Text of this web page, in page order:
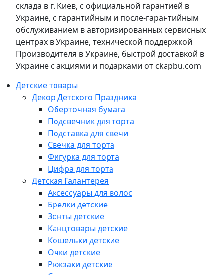
склада в г. Киев, с официальной гарантией в
Украине, с гарантийным и после-гарантийным
обслуживанием в авторизированных сервисных
центрах в Украине, технической поддержкой
Производителя в Украине, быстрой доставкой в
Украине с акциями и подарками от ckapbu.com
Детские товары
Декор Детского Праздника
Оберточная бумага
Подсвечник для торта
Подставка для свечи
Свечка для торта
Фигурка для торта
Цифра для торта
Детская Галантерея
Аксессуары для волос
Брелки детские
Зонты детские
Канцтовары детские
Кошельки детские
Очки детские
Рюкзаки детские